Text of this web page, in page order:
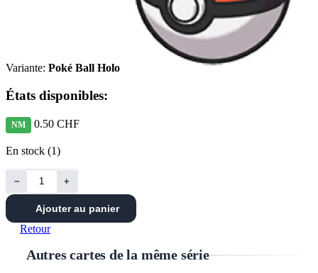
Variante: Poké Ball Holo
États disponibles:
NM 0.50 CHF
En stock (1)
− +
Ajouter au panier
Retour
Autres cartes de la même série